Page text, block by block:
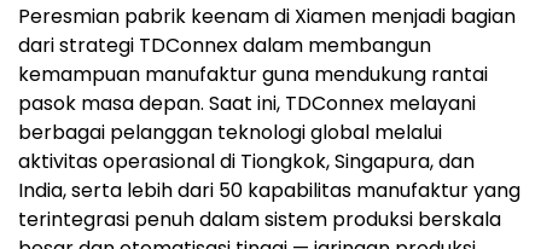
Peresmian pabrik keenam di Xiamen menjadi bagian
dari strategi TDConnex dalam membangun
kemampuan manufaktur guna mendukung rantai
pasok masa depan. Saat ini, TDConnex melayani
berbagai pelanggan teknologi global melalui
aktivitas operasional di Tiongkok, Singapura, dan
India, serta lebih dari 50 kapabilitas manufaktur yang
terintegrasi penuh dalam sistem produksi berskala